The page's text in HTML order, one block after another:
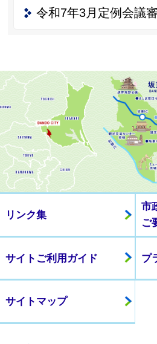
令和7年3月定例会議
リンク集
市
ご
サイトご利用ガイド プ
サイトマップ